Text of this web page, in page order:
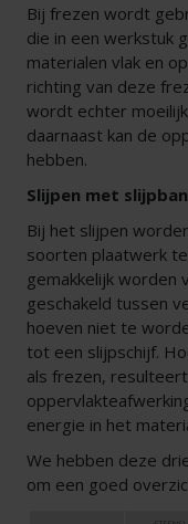
Bij frezen wordt
die in een werkstuk
materialen vlak en
richting van deze
wordt echter
daarnaast kan de
hebben.
Slijpen met
Bij het slijpen
soorten plaatwerk
gemakkelijk
geschakeld tussen
hoeven niet te
tot een slijpschijf.
als frezen,
energie in het
We hebben deze
om een goed